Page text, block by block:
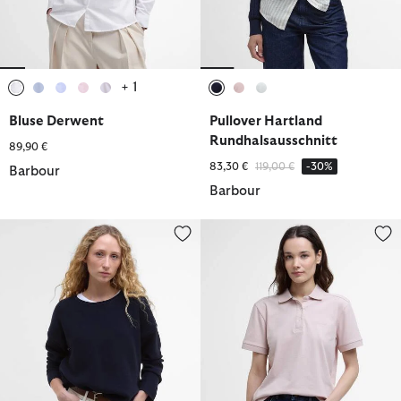
+ 1
Bluse Derwent
89,90 €
Barbour
Pullover Hartland
Rundhalsausschnitt
83,30 € Reduziert von
119,00 €bis-30%
Barbour
Pullover Marine RundhalsausschnittPoloshirt Bowford